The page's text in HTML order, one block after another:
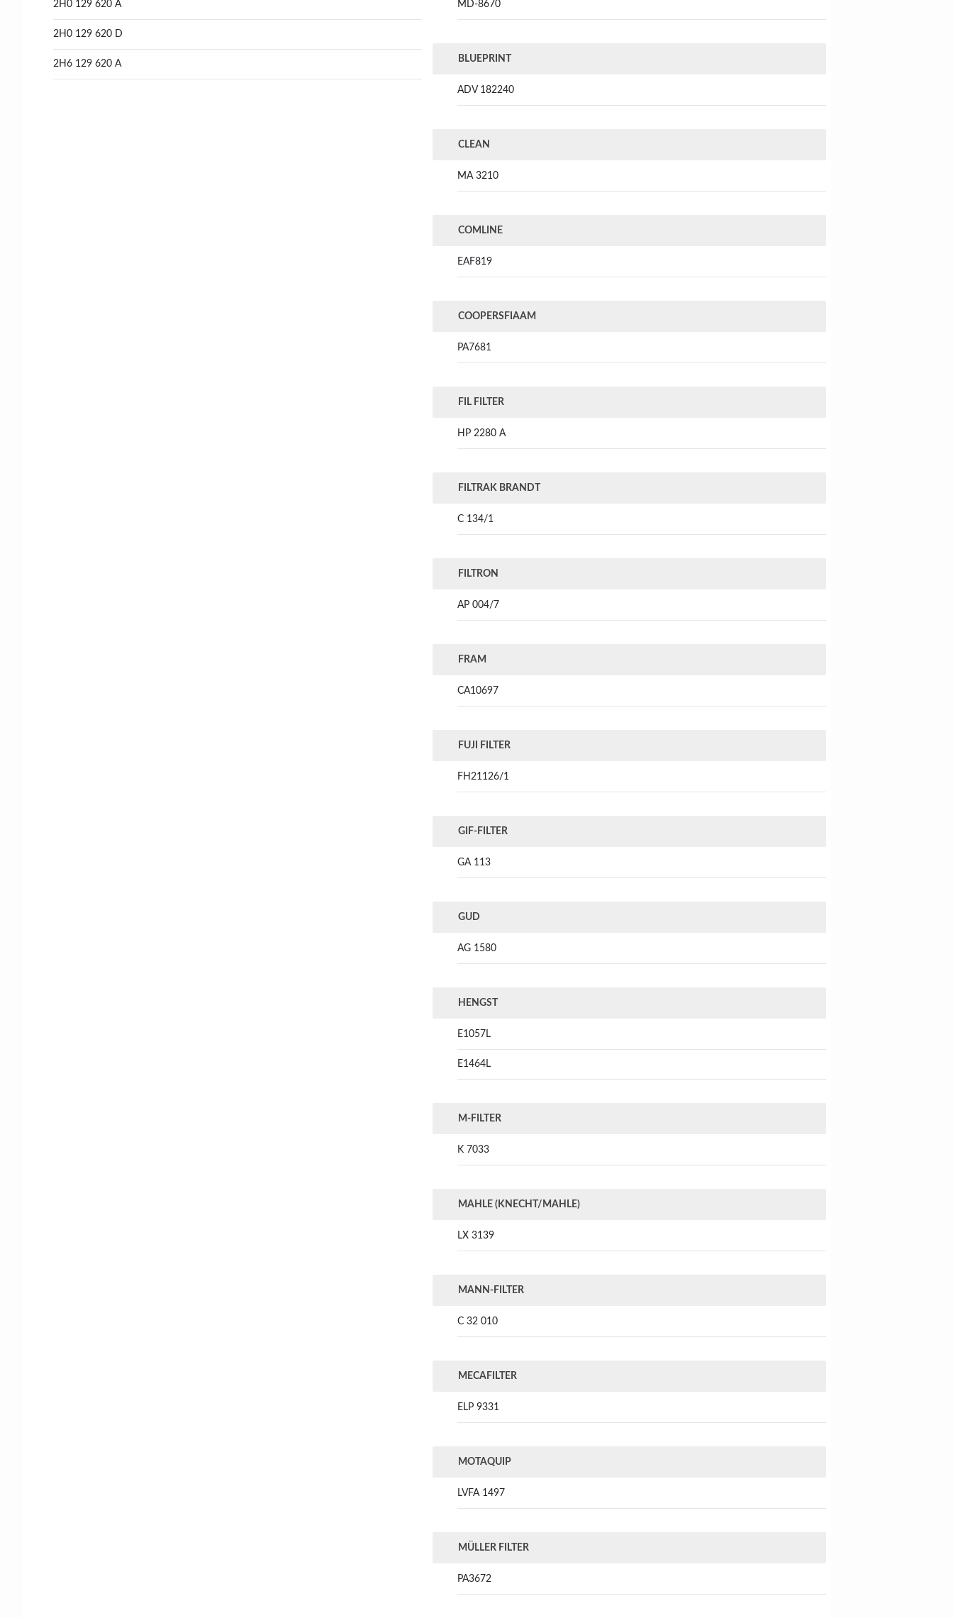
2H0 129 620 A
2H0 129 620 D
2H6 129 620 A
MD-8670
BLUEPRINT
ADV 182240
CLEAN
MA 3210
COMLINE
EAF819
COOPERSFIAAM
PA7681
FIL FILTER
HP 2280 A
FILTRAK BRANDT
C 134/1
FILTRON
AP 004/7
FRAM
CA10697
FUJI FILTER
FH21126/1
GIF-FILTER
GA 113
GUD
AG 1580
HENGST
E1057L
E1464L
M-FILTER
K 7033
MAHLE (KNECHT/MAHLE)
LX 3139
MANN-FILTER
C 32 010
MECAFILTER
ELP 9331
MOTAQUIP
LVFA 1497
MÜLLER FILTER
PA3672